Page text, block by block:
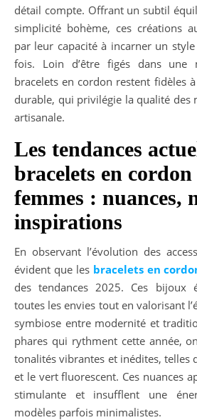
détail compte. Offrant un subtil
simplicité bohème, ces créations
par leur capacité à incarner un
fois. Loin d’être figés dans une
bracelets en cordon restent fidèles
durable, qui privilégie la qualité des
artisanale.
Les tendances
bracelets en
femmes : nuances,
inspirations
En observant l’évolution des
évident que les bracelets en
des tendances 2025. Ces bijoux
toutes les envies tout en valorisant
symbiose entre modernité et
phares qui rythment cette année,
tonalités vibrantes et inédites, telles
et le vert fluorescent. Ces nuances
stimulante et insufflent une
modèles parfois minimalistes.